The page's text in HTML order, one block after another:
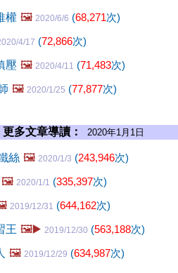
權 🖼️ 2020/6/6 (68,271次)
4/17 (72,866次)
壓 🖼️ 2020/4/11 (71,483次)
🖼️ 2020/1/25 (77,877次)
更多文章導讀： 2020年1月1日
絲 🖼️ 2020/1/3 (243,946次)
🖼️ 2020/1/1 (335,397次)
2019/12/31 (644,162次)
王 🖼️▶️ 2019/12/30 (563,188次)
🖼️ 2019/12/29 (634,987次)